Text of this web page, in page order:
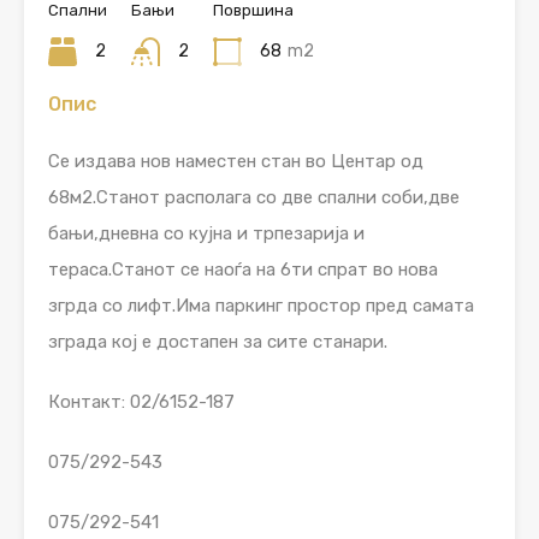
Спални
2
Бањи
2
Површина
68 m2
Опис
Се издава нов наместен стан во Центар од
68м2.Станот располага со две спални соби,две
бањи,дневна со кујна и трпезарија и
тераса.Станот се наоѓа на 6ти спрат во нова
згрда со лифт.Има паркинг простор пред самата
зграда кој е достапен за сите станари.
Контакт: 02/6152-187
075/292-543
075/292-541